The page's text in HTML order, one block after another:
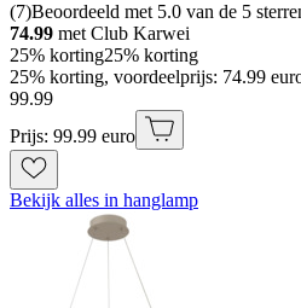
(7)Beoordeeld met 5.0 van de 5
74.99 met Club Karwei
25% korting25% korting
25% korting, voordeelprijs: 74.99
99.99
Prijs: 99.99 euro
Bekijk alles in hanglamp